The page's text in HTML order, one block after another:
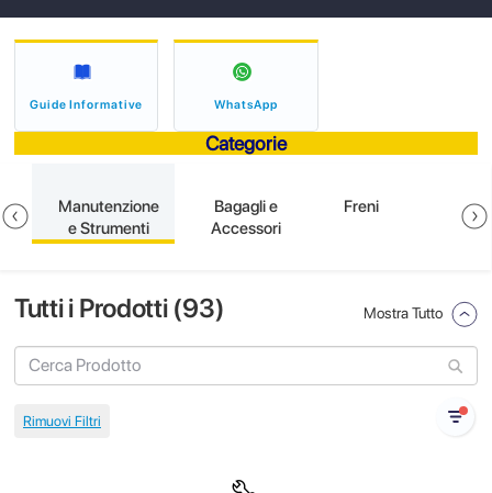
Guide Informative WhatsApp
Categorie
Manutenzione
e Strumenti
Bagagli e
Accessori
Freni
Tutti i Prodotti (93) Mostra Tutto